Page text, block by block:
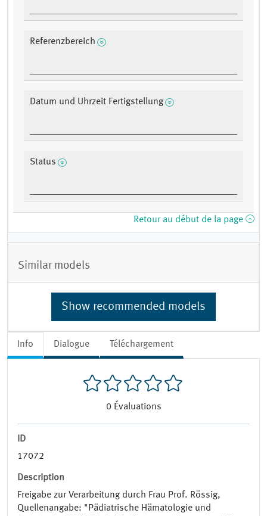
Info Dialogue Téléchargement
0 Évaluations
ID
17072
Description
Freigabe zur Verarbeitung durch Frau Prof. Rössig,
Quellenangabe: "Pädiatrische Hämatologie und
Referenzbereich
Datum und Uhrzeit Fertigstellung
Status
Retour au début de la page
Similar models
Show recommended models